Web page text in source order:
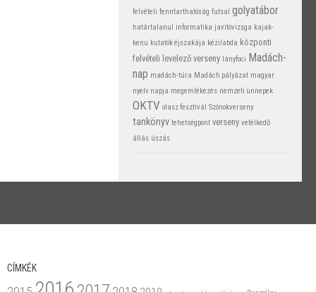
felvételi fenntarthatóság futsal golyatábor
határtalanul informatika javítóvizsga kajak-
kenu kutatók éjszakája kézilabda központi
felvételi levelező verseny lányfoci Madách-
nap madách-túra Madách pályázat magyar
nyelv napja megemlékezés nemzeti ünnepek
OKTV olasz fesztivál Szónokverseny
tankönyv tehetségpont verseny vetélkedő
állás úszás
CÍMKÉK